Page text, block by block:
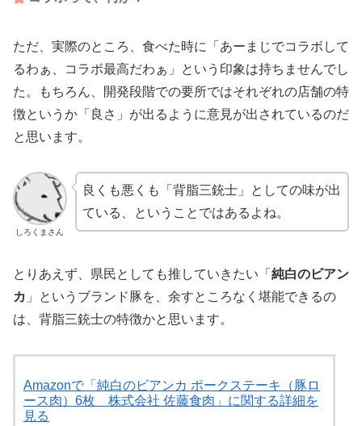
ただ、実際のところ、食べた時に「あーまじでコラボして
るわぁ、コラボ最高だわぁ」という印象は持ちませんでし
た。もちろん、開発段階での要所ではそれぞれの店舗の特
徴というか「良さ」が出るように意見が出されているのだ
と思います。
しろくまさん
良くも悪くも「背脂三銃士」としての味が出
ている、ということではあるよね。
とりあえず、県民としても推していきたい「 純白のビアン
カ 」というブランド豚を、余すところなく堪能できるの
は、背脂三銃士の特徴かと思います。
Amazonで「純白のビアンカ ポークステーキ（豚ロ
ース肉）6枚 株式会社 佐藤食肉」に関する詳細を
見る